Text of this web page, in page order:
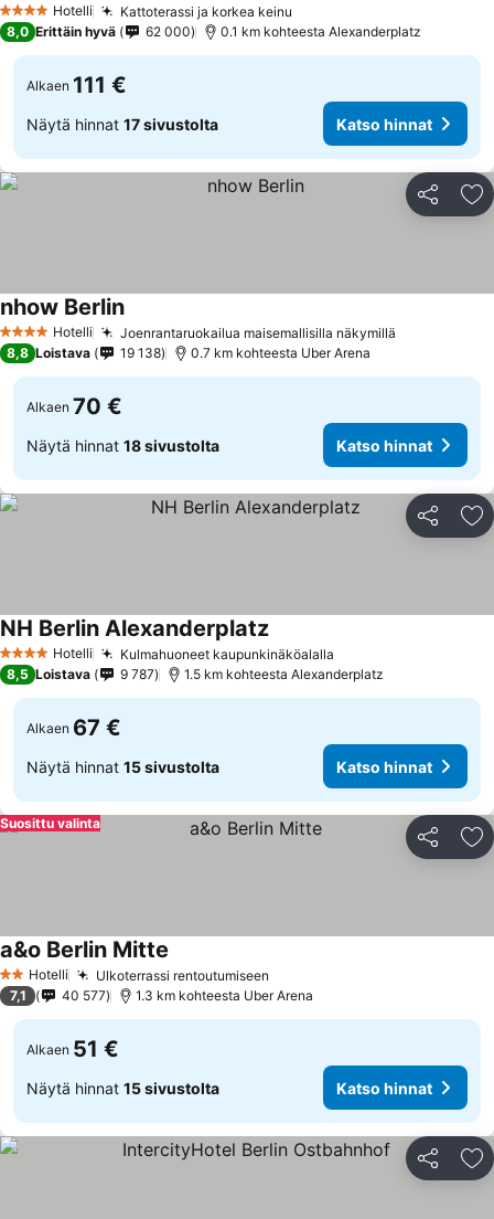
4 Tähtiluokitus
Hotelli Kattoterassi ja korkea keinu
8,0 Erittäin hyvä 62 000 0.1 km kohteesta Alexanderplatz
Alkaen 111 €
Näytä hinnat 17 sivustolta Katso hinnat
Jaa
4 Tähtiluokitus
Hotelli Joenrantaruokailua maisemallisilla näkymillä
nhow Berlin
8,8 Loistava 19 138 0.7 km kohteesta Uber Arena
Alkaen 70 €
Näytä hinnat 18 sivustolta Katso hinnat
Jaa
4 Tähtiluokitus
Hotelli Kulmahuoneet kaupunkinäköalalla
NH Berlin Alexanderplatz
8,5 Loistava 9 787 1.5 km kohteesta Alexanderplatz
Alkaen 67 €
Näytä hinnat 15 sivustolta Katso hinnat
Jaa
Suosittu valinta
2 Tähtiluokitus
Hotelli Ulkoterrassi rentoutumiseen
a&o Berlin Mitte
7,1 40 577 1.3 km kohteesta Uber Arena
Alkaen 51 €
Näytä hinnat 15 sivustolta Katso hinnat
Jaa